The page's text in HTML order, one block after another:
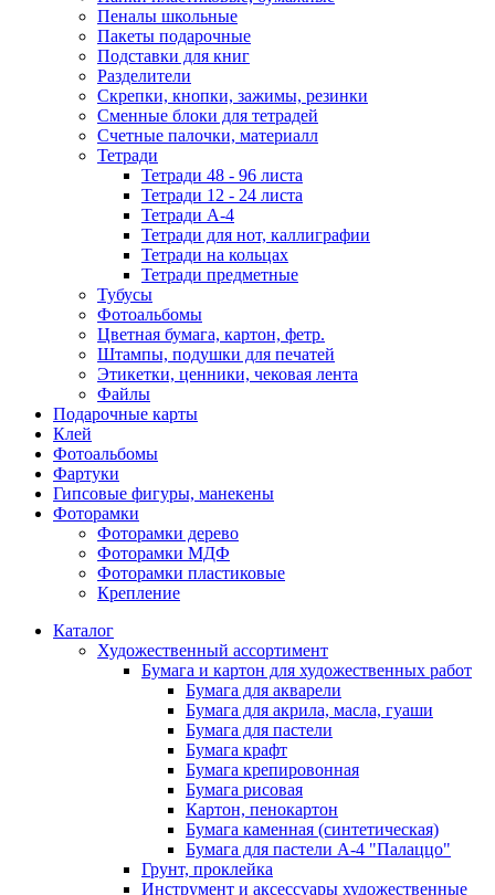
Пеналы школьные
Пакеты подарочные
Подставки для книг
Разделители
Скрепки, кнопки, зажимы, резинки
Сменные блоки для тетрадей
Счетные палочки, материалл
Тетради
Тетради 48 - 96 листа
Тетради 12 - 24 листа
Тетради А-4
Тетради для нот, каллиграфии
Тетради на кольцах
Тетради предметные
Тубусы
Фотоальбомы
Цветная бумага, картон, фетр.
Штампы, подушки для печатей
Этикетки, ценники, чековая лента
Файлы
Подарочные карты
Клей
Фотоальбомы
Фартуки
Гипсовые фигуры, манекены
Фоторамки
Фоторамки дерево
Фоторамки МДФ
Фоторамки пластиковые
Крепление
Каталог
Художественный ассортимент
Бумага и картон для художественных работ
Бумага для акварели
Бумага для акрила, масла, гуаши
Бумага для пастели
Бумага крафт
Бумага крепировонная
Бумага рисовая
Картон, пенокартон
Бумага каменная (синтетическая)
Бумага для пастели А-4 "Палаццо"
Грунт, проклейка
Инструмент и аксессуары художественные